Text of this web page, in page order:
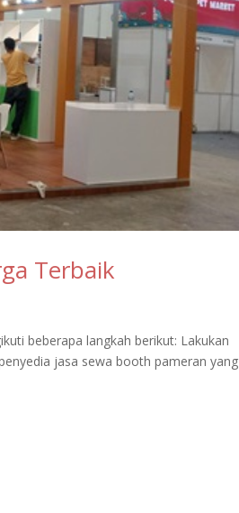
Terbaik
beberapa langkah berikut: Lakukan
jasa sewa booth pameran yang